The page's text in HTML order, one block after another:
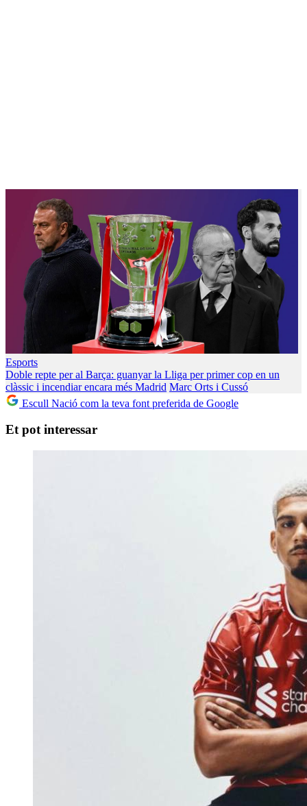
Esports
Doble repte per al Barça: guanyar la Lliga per primer cop en un
clàssic i incendiar encara més Madrid Marc Orts i Cussó
Escull Nació com la teva font preferida de Google
Et pot interessar